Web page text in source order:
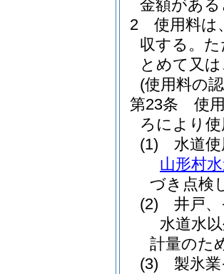
金額があ
2
使用料は
収する。
とめて又
(使用料の
第23条
使
ろにより
(1)
水道
山形村
づき点検
(2)
井戸
水道水
計量のた
(3)
製氷